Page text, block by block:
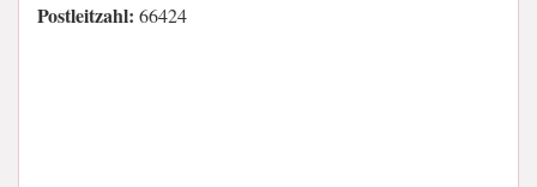
Postleitzahl: 66424